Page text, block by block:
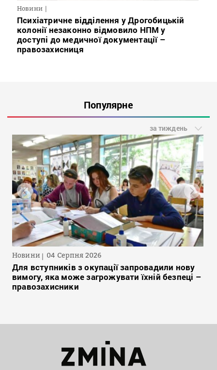
Новини
Психіатричне відділення у Дрогобицькій
колонії незаконно відмовило НПМ у
доступі до медичної документації –
правозахисниця
Популярне
за тиждень
Новини 04 Серпня 2026
Для вступників з окупації запровадили нову
вимогу, яка може загрожувати їхній безпеці –
правозахисники